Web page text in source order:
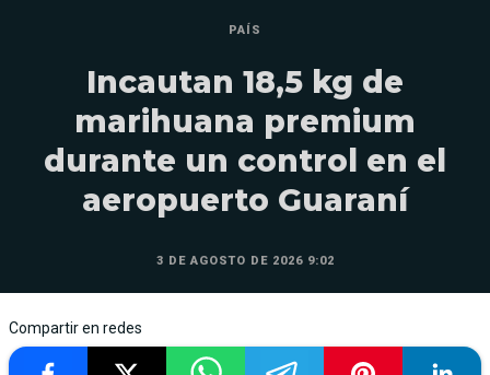
PAÍS
Incautan 18,5 kg de
marihuana premium
durante un control en el
aeropuerto Guaraní
3 DE AGOSTO DE 2026 9:02
Compartir en redes